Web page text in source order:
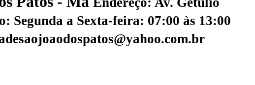
Segunda a Sexta-feira: 07:00 às 13:00